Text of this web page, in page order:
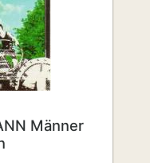
Männer